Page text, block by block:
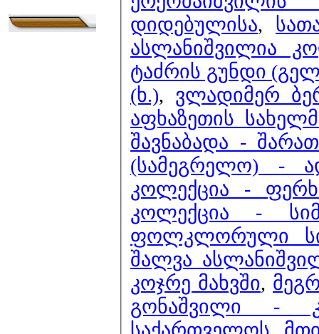
დიდებულისა,
ასლანიშვილია
ტაძრის გუნდი
(ხ.), ვლადიმერ
აფხაზეთის
შავნაბადა -
(სამეგრელო) -
კოლექცია -
კოლექცია -
ფოლკლორული
შალვა
კოჯრე მახვში,
გონაშვილი -